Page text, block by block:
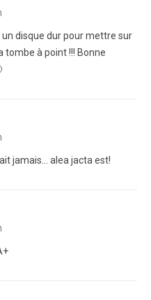
disque dur pour mettre sur
tombe à point !!! Bonne
jamais… alea jacta est!